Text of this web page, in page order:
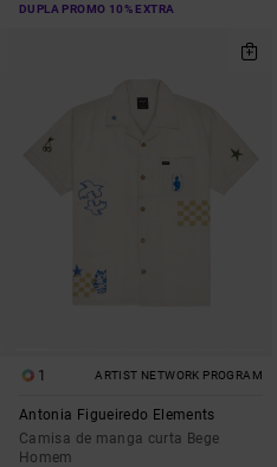
DUPLA PROMO 10% EXTRA
1 ARTIST NETWORK PROGRAM
Antonia Figueiredo Elements
Camisa de manga curta Bege
Homem